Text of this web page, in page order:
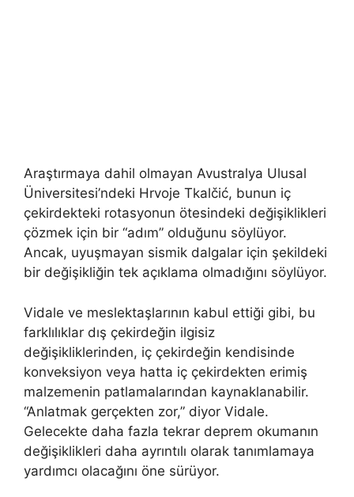
Araştırmaya dahil olmayan Avustralya Ulusal
Üniversitesi’ndeki Hrvoje Tkalčić, bunun iç
çekirdekteki rotasyonun ötesindeki değişiklikleri
çözmek için bir “adım” olduğunu söylüyor.
Ancak, uyuşmayan sismik dalgalar için şekildeki
bir değişikliğin tek açıklama olmadığını söylüyor.
Vidale ve meslektaşlarının kabul ettiği gibi, bu
farklılıklar dış çekirdeğin ilgisiz
değişikliklerinden, iç çekirdeğin kendisinde
konveksiyon veya hatta iç çekirdekten erimiş
malzemenin patlamalarından kaynaklanabilir.
“Anlatmak gerçekten zor,” diyor Vidale.
Gelecekte daha fazla tekrar deprem okumanın
değişiklikleri daha ayrıntılı olarak tanımlamaya
yardımcı olacağını öne sürüyor.